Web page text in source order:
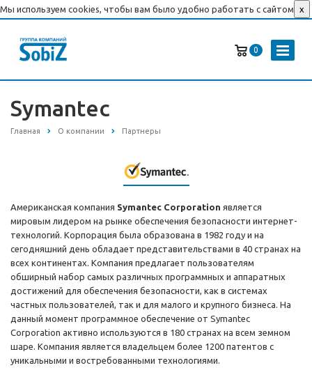
Мы используем cookies, чтобы вам было удобно работать с сайтом x
0
Symantec
Главная О компании Партнеры
Американская компания Symantec Corporation является
мировым лидером на рынке обеспечения безопасности интернет-
технологий. Корпорация была образована в 1982 году и на
сегодняшний день обладает представительствами в 40 странах на
всех континентах. Компания предлагает пользователям
обширный набор самых различных программных и аппаратных
достижений для обеспечения безопасности, как в системах
частных пользователей, так и для малого и крупного бизнеса. На
данный момент программное обеспечение от Symantec
Corporation активно используются в 180 странах на всем земном
шаре. Компания является владельцем более 1200 патентов с
уникальными и востребованными технологиями.